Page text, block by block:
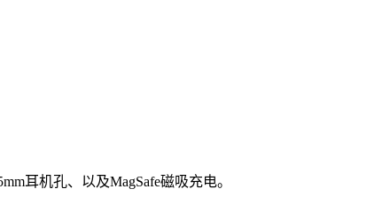
耳机孔、以及MagSafe磁吸充电。